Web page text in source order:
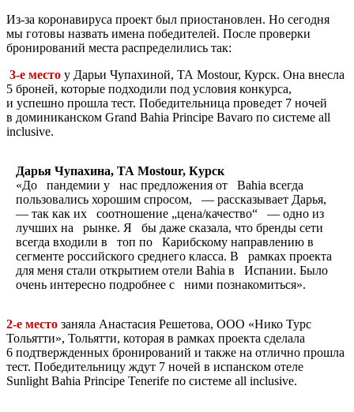
Из-за коронавируса проект был приостановлен. Но сегодня
мы готовы назвать имена победителей. После проверки
бронирований места распределились так:
3-е место у Дарьи Чупахиной, ТА Mostour, Курск. Она внесла
5 броней, которые подходили под условия конкурса,
и успешно прошла тест. Победительница проведет 7 ночей
в доминиканском Grand Bahia Principe Bavaro по системе all
inclusive.
Дарья Чупахина, ТА Mostour, Курск
«До пандемии у нас предложения от Bahia всегда
пользовались хорошим спросом, — рассказывает Дарья,
— так как их соотношение „цена/качество“ — одно из
лучших на рынке. Я бы даже сказала, что бренды сети
всегда входили в топ по Карибскому направлению в
сегменте российского среднего класса. В рамках проекта
для меня стали открытием отели Bahia в Испании. Было
очень интересно подробнее с ними познакомиться».
2-е место заняла Анастасия Решетова, ООО «Нико Турс
Тольятти», Тольятти, которая в рамках проекта сделала
6 подтвержденных бронирований и также на отлично прошла
тест. Победительницу ждут 7 ночей в испанском отеле
Sunlight Bahia Principe Tenerife по системе all inclusive.